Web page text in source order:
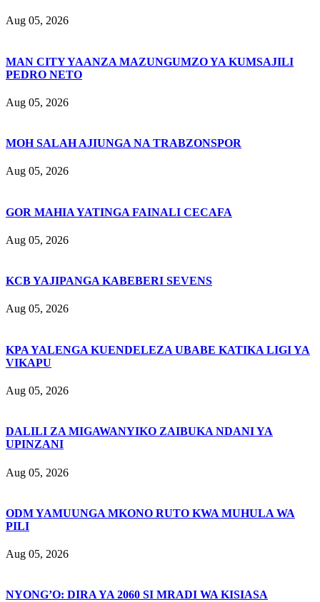
Aug 05, 2026
MAN CITY YAANZA MAZUNGUMZO YA KUMSAJILI
PEDRO NETO
Aug 05, 2026
MOH SALAH AJIUNGA NA TRABZONSPOR
Aug 05, 2026
GOR MAHIA YATINGA FAINALI CECAFA
Aug 05, 2026
KCB YAJIPANGA KABEBERI SEVENS
Aug 05, 2026
KPA YALENGA KUENDELEZA UBABE KATIKA LIGI YA
VIKAPU
Aug 05, 2026
DALILI ZA MIGAWANYIKO ZAIBUKA NDANI YA
UPINZANI
Aug 05, 2026
ODM YAMUUNGA MKONO RUTO KWA MUHULA WA
PILI
Aug 05, 2026
NYONG’O: DIRA YA 2060 SI MRADI WA KISIASA